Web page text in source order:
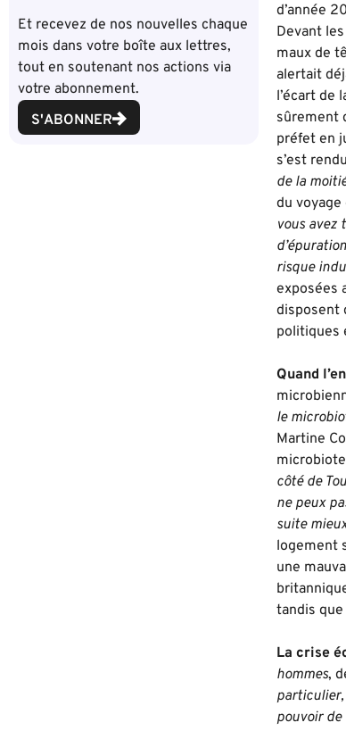
Et recevez de nos nouvelles chaque
mois dans votre boîte aux lettres,
tout en soutenant nos actions via
votre abonnement.
S'ABONNER
d’année
Devant
maux de
alertait
l’écart de
sûrement
préfet en
s’est
de la
du voyage
vous avez
risque
exposées
disposent
politiques
Quand
le
Martine
côté de
ne peux
suite
logement
une
tandis
La crise
hommes,
particulier,
pouvoir